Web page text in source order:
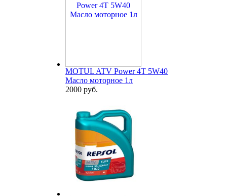
MOTUL ATV Power 4T 5W40
Масло моторное 1л
2000 руб.